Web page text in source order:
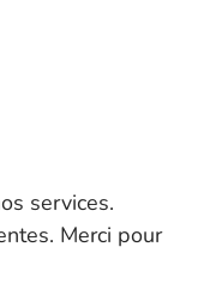
services.
Merci pour